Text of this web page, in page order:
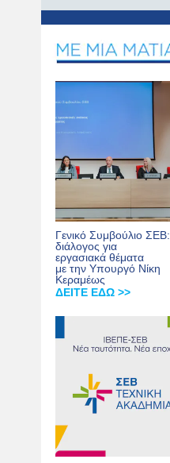
Γενικό Συμβούλιο ΣΕΒ:
διάλογος για
εργασιακά θέματα
με την Υπουργό Νίκη
Κεραμέως
ΔΕΙΤΕ ΕΔΩ >>